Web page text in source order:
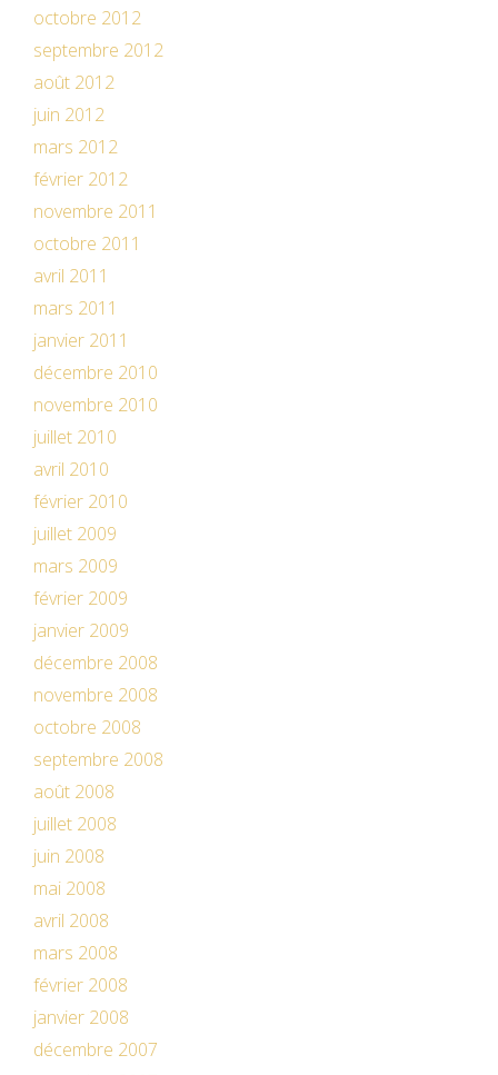
octobre 2012
septembre 2012
août 2012
juin 2012
mars 2012
février 2012
novembre 2011
octobre 2011
avril 2011
mars 2011
janvier 2011
décembre 2010
novembre 2010
juillet 2010
avril 2010
février 2010
juillet 2009
mars 2009
février 2009
janvier 2009
décembre 2008
novembre 2008
octobre 2008
septembre 2008
août 2008
juillet 2008
juin 2008
mai 2008
avril 2008
mars 2008
février 2008
janvier 2008
décembre 2007